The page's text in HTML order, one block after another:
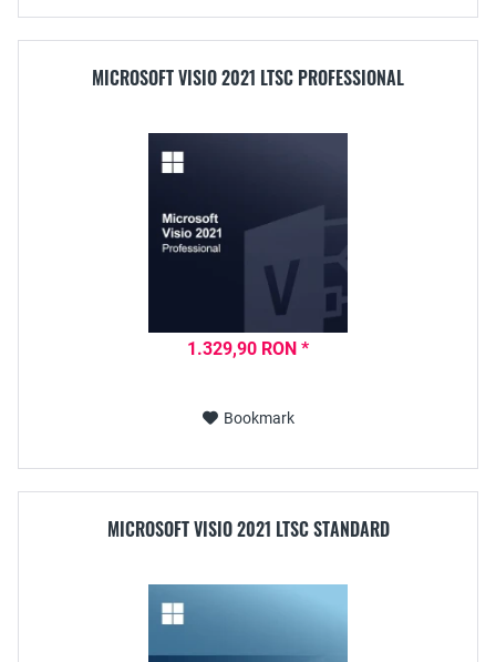
MICROSOFT VISIO 2021 LTSC PROFESSIONAL
1.329,90 RON *
Bookmark
MICROSOFT VISIO 2021 LTSC STANDARD